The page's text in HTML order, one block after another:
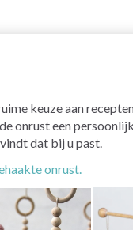
keuze aan
onrust een
dat bij u past.
onrust.